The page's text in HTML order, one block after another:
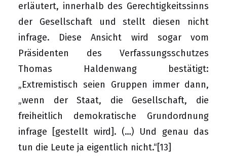
erläutert, innerhalb des Gerechtigkeitssinns
der Gesellschaft und stellt diesen nicht
infrage. Diese Ansicht wird sogar vom
Präsidenten des Verfassungsschutzes
Thomas Haldenwang bestätigt:
„Extremistisch seien Gruppen immer dann,
„wenn der Staat, die Gesellschaft, die
freiheitlich demokratische Grundordnung
infrage [gestellt wird]. (…) Und genau das
tun die Leute ja eigentlich nicht.“[13]